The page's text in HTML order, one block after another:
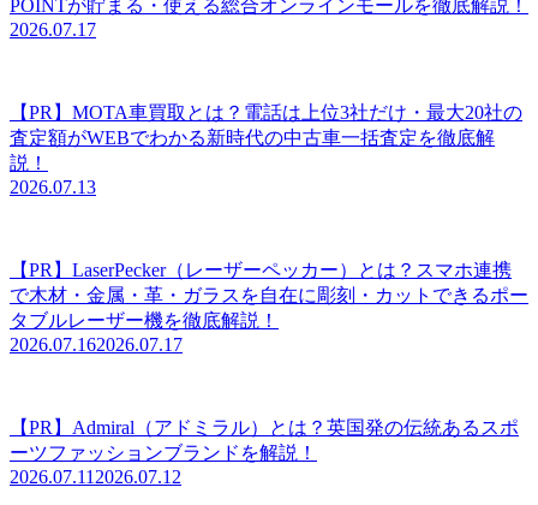
POINTが貯まる・使える総合オンラインモールを徹底解説！
2026.07.17
【PR】MOTA車買取とは？電話は上位3社だけ・最大20社の
査定額がWEBでわかる新時代の中古車一括査定を徹底解
説！
2026.07.13
【PR】LaserPecker（レーザーペッカー）とは？スマホ連携
で木材・金属・革・ガラスを自在に彫刻・カットできるポー
タブルレーザー機を徹底解説！
2026.07.162026.07.17
【PR】Admiral（アドミラル）とは？英国発の伝統あるスポ
ーツファッションブランドを解説！
2026.07.11 2026.07.12